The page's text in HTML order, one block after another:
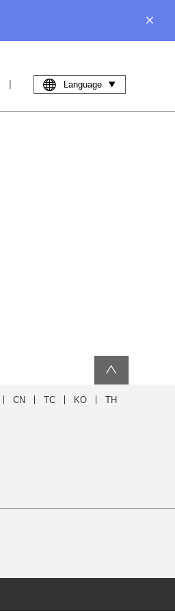
×
| Language
∧
CN TC KO TH